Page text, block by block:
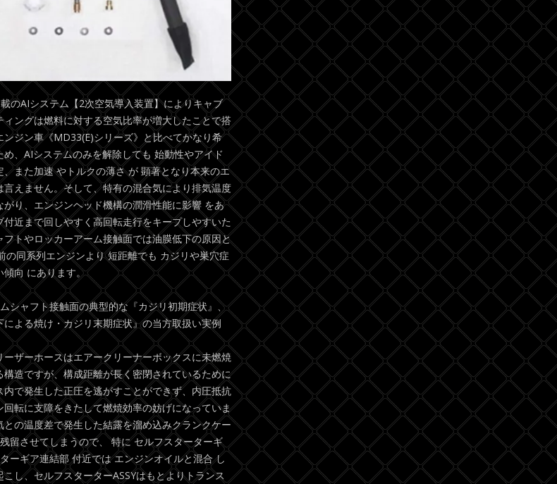
のAIシステム【2次空気導入装置】によりキャブ
ィングは燃料に対する空気比率が増大したことで搭
ンジン車《MD33(E)シリーズ》と比べてかなり希
め、AIシステムのみを解除しても 始動性やアイド
、また加速 やトルクの薄さ が 顕著となり本来のエ
言えません。そして、特有の混合気により排気温度
がり、エンジンヘッド機構の潤滑性能に影響 をあ
付近まで回しやすく高回転走行をキープしやすいた
フトやロッカーアーム接触面では油膜低下の原因と
の同系列エンジンより 短距離でも カジリや巣穴症
傾向 にあります。
シャフト接触面の典型的な『カジリ初期症状』、
による焼け・カジリ末期症状』の当方取扱い実例
ーザーホースはエアークリーナーボックスに未燃焼
構造ですが、構成距離が長く密閉されているために
内で発生した正圧を逃がすことができず、内圧抵抗
回転に支障をきたして燃焼効率の妨げになっていま
との温度差で発生した結露を溜め込みクランクケー
留させてしまうので、 特に セルフスターターギ
ーギア連結部 付近では エンジンオイルと混合 し
し、セルフスターターASSYはもとよりトランス